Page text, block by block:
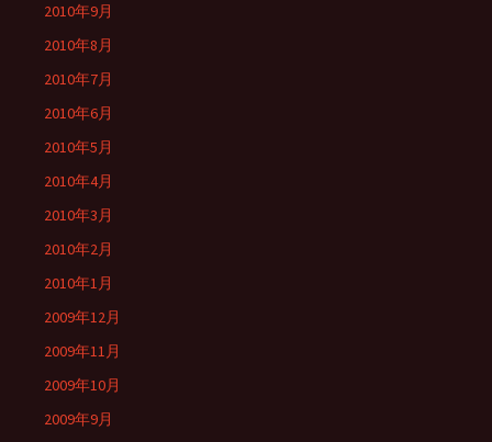
2010年9月
2010年8月
2010年7月
2010年6月
2010年5月
2010年4月
2010年3月
2010年2月
2010年1月
2009年12月
2009年11月
2009年10月
2009年9月